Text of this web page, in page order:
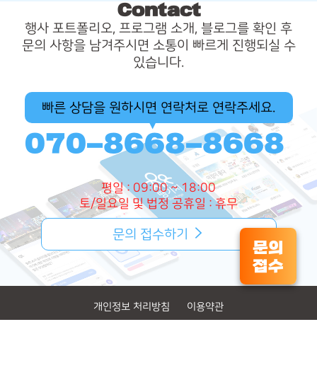
문의
접수
Contact
행사 포트폴리오, 프로그램 소개, 블로그를 확인 후
문의 사항을 남겨주시면 소통이 빠르게 진행되실 수
있습니다.
빠른 상담을 원하시면 연락처로 연락주세요.
070-8668-8668
평일 : 09:00 ~ 18:00
토/일요일 및 법정 공휴일 : 휴무
문의 접수하기
개인정보 처리방침 이용약관